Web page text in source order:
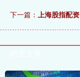
下一篇： 上海股指配